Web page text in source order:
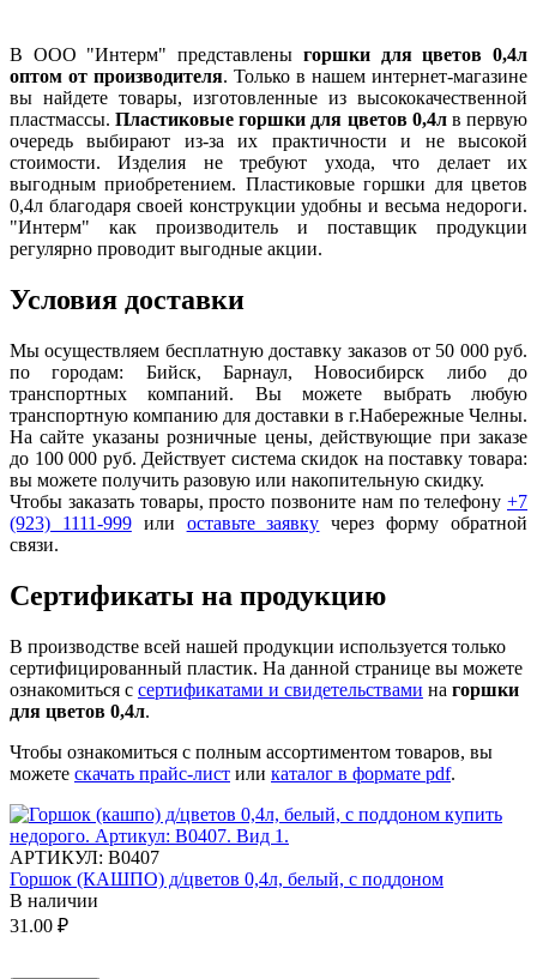
В ООО "Интерм" представлены горшки для цветов 0,4л
оптом от производителя. Только в нашем интернет-магазине
вы найдете товары, изготовленные из высококачественной
пластмассы.Пластиковые горшки для цветов 0,4л в первую
очередь выбирают из-за их практичности и не высокой
стоимости. Изделия не требуют ухода, что делает их
выгодным приобретением. Пластиковые горшки для цветов
0,4л благодаря своей конструкции удобны и весьма недороги.
"Интерм" как производитель и поставщик продукции
регулярно проводит выгодные акции.
Условия доставки
Мы осуществляем бесплатную доставку заказов от 50 000 руб.
по городам: Бийск, Барнаул, Новосибирск либо до
транспортных компаний. Вы можете выбрать любую
транспортную компанию для доставки в г.Набережные Челны.
На сайте указаны розничные цены, действующие при заказе
до 100 000 руб. Действует система скидок на поставку товара:
вы можете получить разовую или накопительную скидку.
Чтобы заказать товары, просто позвоните нам по телефону +7
(923) 1111-999или оставьте заявку
через форму обратной
связи.
Сертификаты на продукцию
В производстве всей нашей продукции используется только
сертифицированный пластик. На данной странице вы можете
ознакомиться с сертификатами и свидетельствами на горшки
для цветов 0,4л.
Чтобы ознакомиться с полным ассортиментом товаров, вы
можете скачать прайс-лист или каталог в формате pdf.
АРТИКУЛ: В0407
Горшок (КАШПО) д/цветов 0,4л, белый, с поддоном
В наличии
31.00 ₽